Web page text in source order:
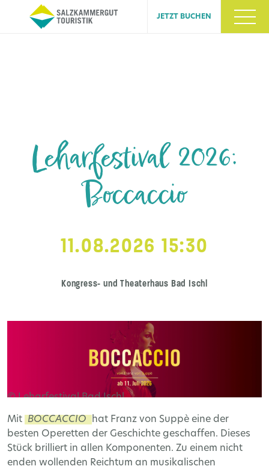
JETZT BUCHEN
Leharfestival 2026:
Boccaccio
11.08.2026 15:30
Kongress- und Theaterhaus Bad Ischl
© Leharfestival Bad Ischl
Mit BOCCACCIO
hat Franz von Suppè eine der
besten Operetten der Geschichte geschaffen. Dieses
Stück brilliert in allen Komponenten. Zu einem nicht
enden wollenden Reichtum an musikalischen